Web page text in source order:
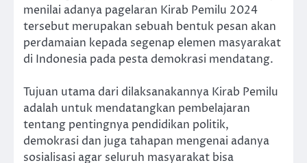
menilai adanya pagelaran Kirab Pemilu 2024
tersebut merupakan sebuah bentuk pesan akan
perdamaian kepada segenap elemen masyarakat
di Indonesia pada pesta demokrasi mendatang.
Tujuan utama dari dilaksanakannya Kirab Pemilu
adalah untuk mendatangkan pembelajaran
tentang pentingnya pendidikan politik,
demokrasi dan juga tahapan mengenai adanya
sosialisasi agar seluruh masyarakat bisa